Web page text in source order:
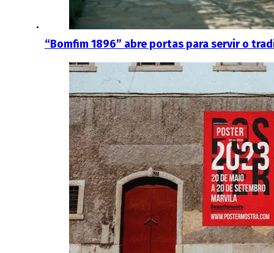
“Bomfim 1896” abre portas para servir o